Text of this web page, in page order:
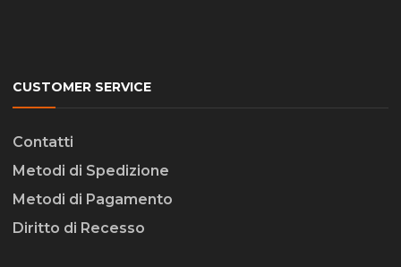
CUSTOMER SERVICE
Contatti
Metodi di Spedizione
Metodi di Pagamento
Diritto di Recesso